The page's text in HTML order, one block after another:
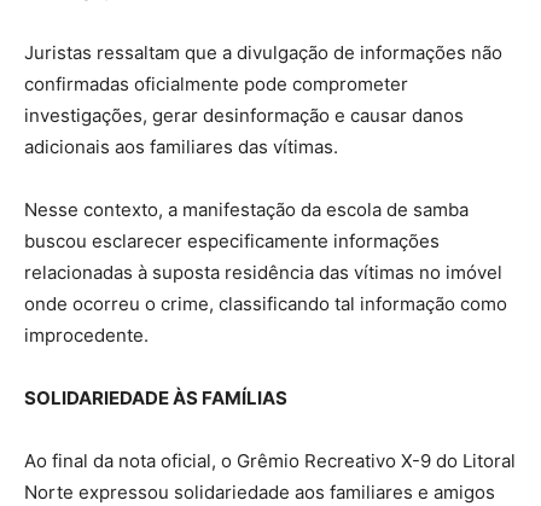
Juristas ressaltam que a divulgação de informações não
confirmadas oficialmente pode comprometer
investigações, gerar desinformação e causar danos
adicionais aos familiares das vítimas.
Nesse contexto, a manifestação da escola de samba
buscou esclarecer especificamente informações
relacionadas à suposta residência das vítimas no imóvel
onde ocorreu o crime, classificando tal informação como
improcedente.
SOLIDARIEDADE ÀS FAMÍLIAS
Ao final da nota oficial, o Grêmio Recreativo X-9 do Litoral
Norte expressou solidariedade aos familiares e amigos